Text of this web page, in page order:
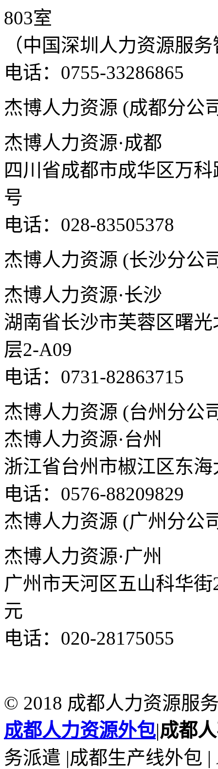
803室
（中国深圳人力资源服
电话：0755-33286865
杰博人力资源 (成都分公
杰博人力资源·成都
四川省成都市成华区万
号
电话：028-83505378
杰博人力资源 (长沙分公
杰博人力资源·长沙
湖南省长沙市芙蓉区曙
层2-A09
电话：0731-82863715
杰博人力资源 (台州分公
杰博人力资源·台州
浙江省台州市椒江区东
电话：0576-88209829
杰博人力资源 (广州分公
杰博人力资源·广州
广州市天河区五山科华
元
电话：020-28175055
© 2018 成都人力资源服
成都人力资源外包|成都
务派遣 |成都生产线外包